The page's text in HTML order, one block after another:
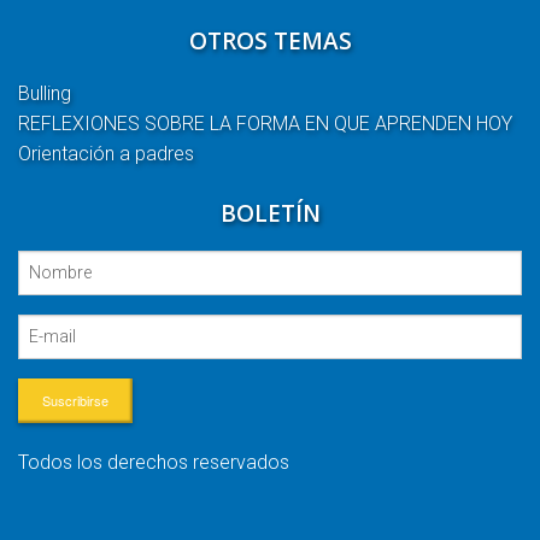
OTROS TEMAS
Bulling
REFLEXIONES SOBRE LA FORMA EN QUE APRENDEN HOY
Orientación a padres
BOLETÍN
Suscribirse
Todos los derechos reservados